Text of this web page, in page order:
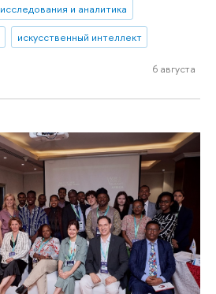
исследования и аналитика
искусственный интеллект
6 августа